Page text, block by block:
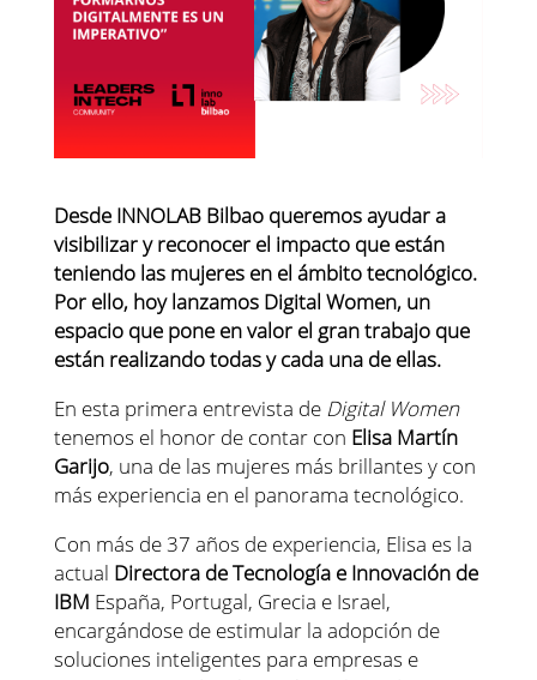
Desde INNOLAB Bilbao queremos ayudar a
visibilizar y reconocer el impacto que están
teniendo las mujeres en el ámbito tecnológico.
Por ello, hoy lanzamos Digital Women, un
espacio que pone en valor el gran trabajo que
están realizando todas y cada una de ellas.
En esta primera entrevista de Digital Women
tenemos el honor de contar con Elisa Martín
Garijo, una de las mujeres más brillantes y con
más experiencia en el panorama tecnológico.
Con más de 37 años de experiencia, Elisa es la
actual Directora de Tecnología e Innovación de
IBM España, Portugal, Grecia e Israel,
encargándose de estimular la adopción de
soluciones inteligentes para empresas e